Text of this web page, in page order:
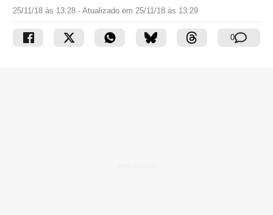
25/11/18 às 13:28 - Atualizado em 25/11/18 às 13:29
0